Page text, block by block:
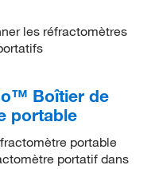
les réfractomètres
Boîtier de
portable
portable
portatif dans